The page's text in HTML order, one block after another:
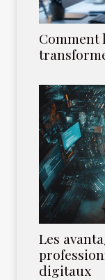
Comment
Les
digitaux